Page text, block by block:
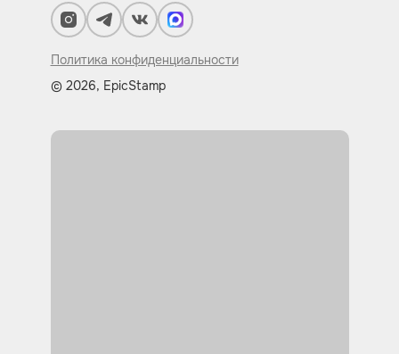
Политика конфиденциальности
© 2026, EpicStamp